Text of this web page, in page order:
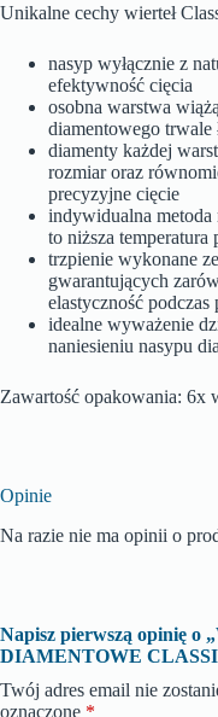
Unikalne cechy wierteł
nasyp wyłącznie z
efektywność cięcia
osobna warstwa
diamentowego trwale
diamenty każdej
rozmiar oraz
precyzyjne cięcie
indywidualna metoda
to niższa temperatura
trzpienie wykonane
gwarantujących
elastyczność podczas
idealne wyważenie
naniesieniu nasypu
Zawartość opakowania: 6x
Opinie
Na razie nie ma opinii o
Napisz pierwszą opinię o
DIAMENTOWE
Twój adres email nie
oznaczone *